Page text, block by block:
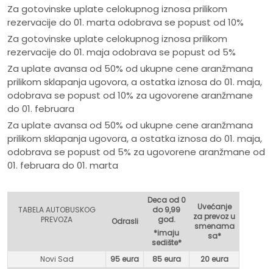
Za gotovinske uplate celokupnog iznosa prilikom
rezervacije do 01. marta odobrava se popust od 10%
Za gotovinske uplate celokupnog iznosa prilikom
rezervacije do 01. maja odobrava se popust od 5%
Za uplate avansa od 50% od ukupne cene aranžmana
prilikom sklapanja ugovora, a ostatka iznosa do 01. maja,
odobrava se popust od 10% za ugovorene aranžmane
do 01. februara
Za uplate avansa od 50% od ukupne cene aranžmana
prilikom sklapanja ugovora, a ostatka iznosa do 01. maja,
odobrava se popust od 5% za ugovorene aranžmane od
01. februara do 01. marta
TABELA AUTOBUSKOG
PREVOZA
Odrasli
Deca od 0
do 9,99
god.
*imaju
sedište*
Uvećanje
za prevoz u
smenama
sa*
Novi Sad 95 eura 85 eura
20 eura